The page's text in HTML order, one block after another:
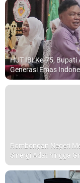
HUT IBI Ke-75,
Generasi Emas
Rombongan Negeri
Sinergi Adat hingga